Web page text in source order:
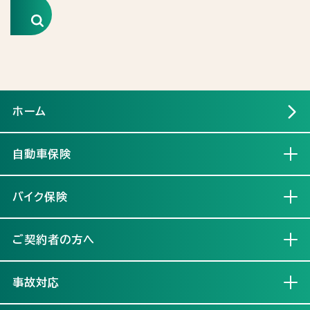
検索
ホーム
自動車保険
バイク保険
ご契約者の方へ
事故対応